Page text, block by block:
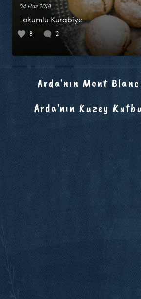
04 Haz 2018
Lokumlu Kurabiye
8 2
Arda'nın Mont Blanc
Arda'nın Kuzey